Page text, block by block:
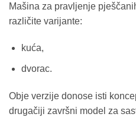
Mašina za pravljenje
različite varijante:
kuća,
dvorac.
Obje verzije donose isti
drugačiji završni model za